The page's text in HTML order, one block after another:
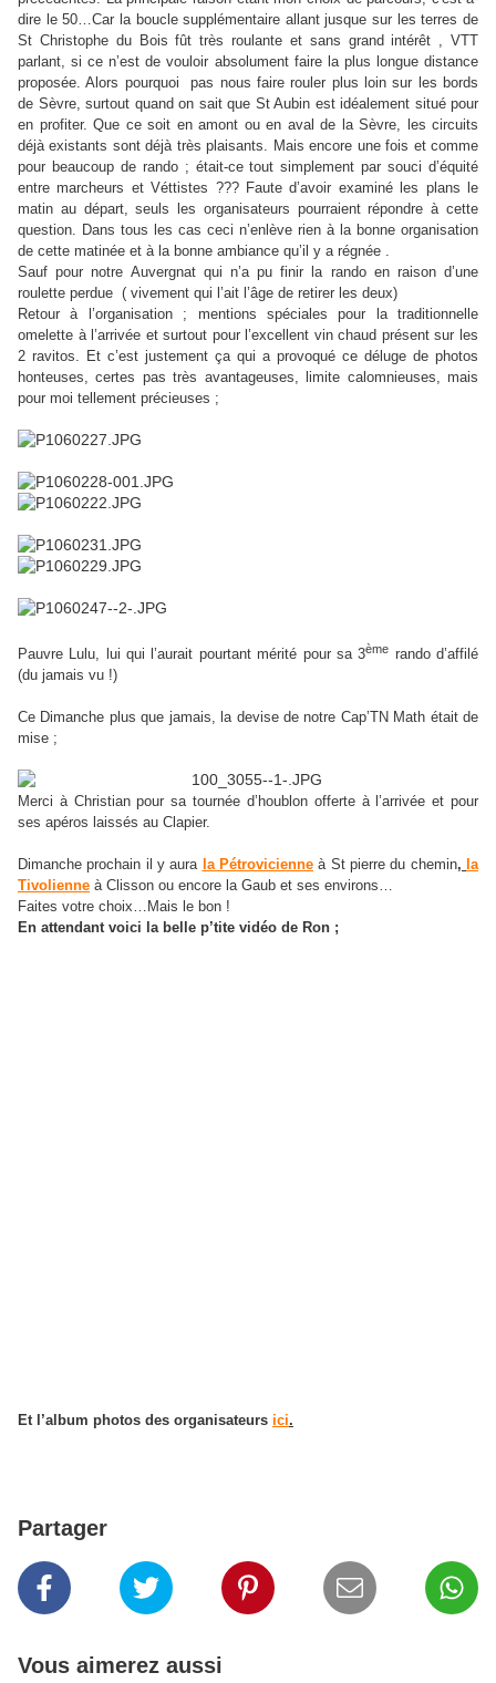
dire le 50…Car la boucle supplémentaire allant jusque sur les terres de
St Christophe du Bois fût très roulante et sans grand intérêt , VTT
parlant, si ce n’est de vouloir absolument faire la plus longue distance
proposée. Alors pourquoi pas nous faire rouler plus loin sur les bords
de Sèvre, surtout quand on sait que St Aubin est idéalement situé pour
en profiter. Que ce soit en amont ou en aval de la Sèvre, les circuits
déjà existants sont déjà très plaisants. Mais encore une fois et comme
pour beaucoup de rando ; était-ce tout simplement par souci d’équité
entre marcheurs et Véttistes ??? Faute d’avoir examiné les plans le
matin au départ, seuls les organisateurs pourraient répondre à cette
question. Dans tous les cas ceci n’enlève rien à la bonne organisation
de cette matinée et à la bonne ambiance qu’il y a régnée .
Sauf pour notre Auvergnat qui n’a pu finir la rando en raison d’une
roulette perdue ( vivement qui l’ait l’âge de retirer les deux)
Retour à l’organisation ; mentions spéciales pour la traditionnelle
omelette à l’arrivée et surtout pour l’excellent vin chaud présent sur les
2 ravitos. Et c’est justement ça qui a provoqué ce déluge de photos
honteuses, certes pas très avantageuses, limite calomnieuses, mais
pour moi tellement précieuses ;
Pauvre Lulu, lui qui l’aurait pourtant mérité pour sa 3ème rando d’affilé
(du jamais vu !)
Ce Dimanche plus que jamais, la devise de notre Cap’TN Math était de
mise ;
Merci à Christian pour sa tournée d’houblon offerte à l’arrivée et pour
ses apéros laissés au Clapier.
Dimanche prochain il y aura la Pétrovicienne à St pierre du chemin,la
Tivolienne à Clisson ou encore la Gaub et ses environs…
Faites votre choix…Mais le bon !
En attendant voici la belle p’tite vidéo de Ron ;
Et l’album photos des organisateurs ici.
Partager
Vous aimerez aussi